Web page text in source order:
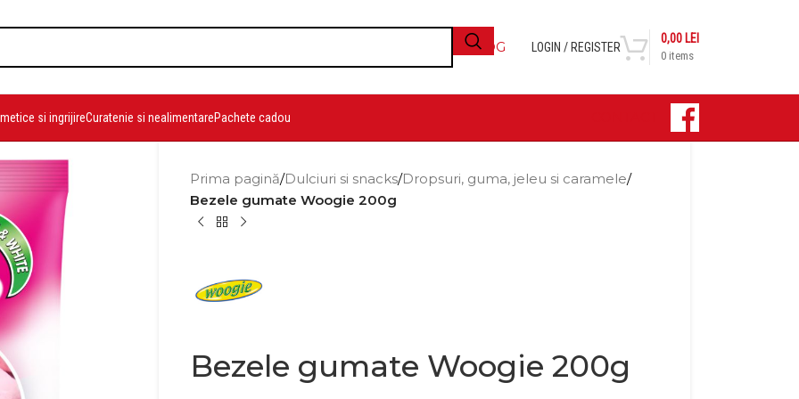
BLOG LOGIN / REGISTER
0 items
0,00 LEI
si ingrijireCuratenie si nealimentarePachete cadou
Prima pagină/Dulciuri si snacks/Dropsuri, guma, jeleu si caramele/
Bezele gumate Woogie 200g
Bezele gumate Woogie 200g